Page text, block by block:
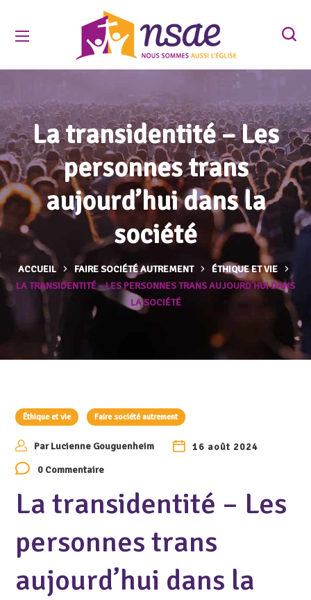
La transidentité – Les
personnes trans
aujourd’hui dans la
société
ACCUEIL FAIRE SOCIÉTÉ AUTREMENT
ÉTHIQUE ET VIE
LA TRANSIDENTITÉ – LES PERSONNES TRANS AUJOURD’HUI DANS
LA SOCIÉTÉ
Éthique et vie Faire société autrement
ParLucienne Gouguenheim
16 août 2024
0 Commentaire
La transidentité – Les
personnes trans
aujourd’hui dans la